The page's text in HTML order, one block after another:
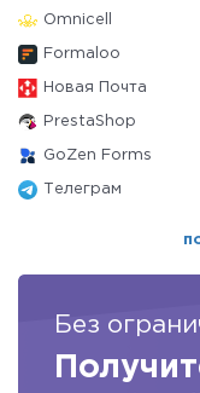
Omnicell
Formaloo
Новая Почта
PrestaShop
GoZen Forms
Телеграм
Без